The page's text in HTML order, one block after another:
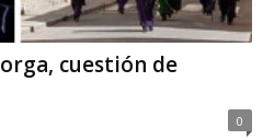
cuestión de
0